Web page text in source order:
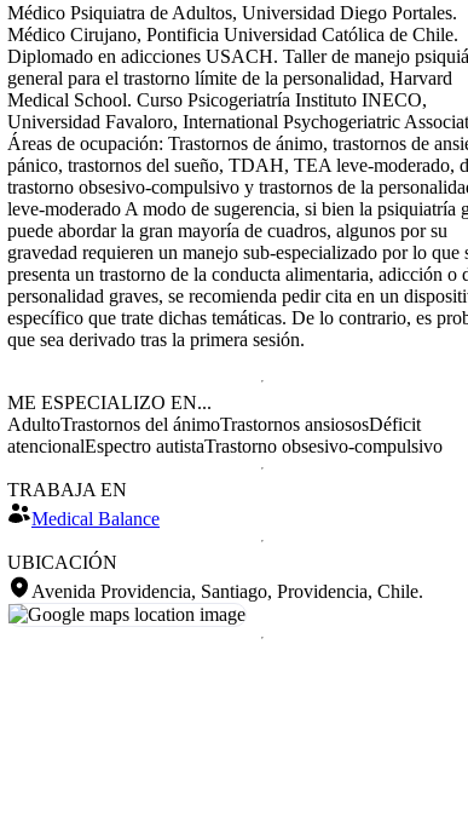
Médico Psiquiatra de Adultos, Universidad Diego Portales.
Médico Cirujano, Pontificia Universidad Católica de Chile.
Diplomado en adicciones USACH. Taller de manejo
general para el trastorno límite de la personalidad, Harvard
Medical School. Curso Psicogeriatría Instituto INECO,
Universidad Favaloro, International Psychogeriatric
Áreas de ocupación: Trastornos de ánimo, trastornos de
pánico, trastornos del sueño, TDAH, TEA leve-moderado,
trastorno obsesivo-compulsivo y trastornos de la
leve-moderado A modo de sugerencia, si bien la psiquiatría
puede abordar la gran mayoría de cuadros, algunos por su
gravedad requieren un manejo sub-especializado por lo que
presenta un trastorno de la conducta alimentaria, adicción o
personalidad graves, se recomienda pedir cita en un
específico que trate dichas temáticas. De lo contrario, es
que sea derivado tras la primera sesión.
ME ESPECIALIZO EN...
AdultoTrastornos del ánimoTrastornos ansiososDéficit
atencionalEspectro autistaTrastorno obsesivo-compulsivo
TRABAJA EN
Medical Balance
UBICACIÓN
Avenida Providencia, Santiago, Providencia, Chile.